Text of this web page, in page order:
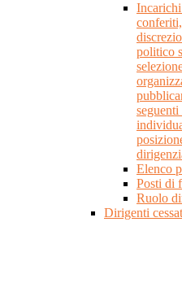
politico
Elenco
Posti di
Ruolo
Dirigenti